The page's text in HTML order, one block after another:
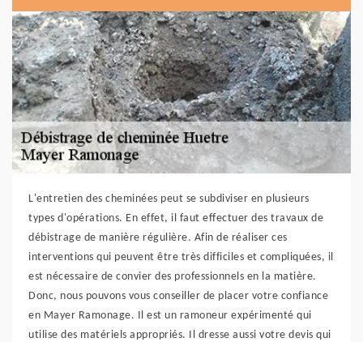
L'entretien des cheminées peut se subdiviser en plusieurs
types d'opérations. En effet, il faut effectuer des travaux de
débistrage de manière régulière. Afin de réaliser ces
interventions qui peuvent être très difficiles et compliquées, il
est nécessaire de convier des professionnels en la matière.
Donc, nous pouvons vous conseiller de placer votre confiance
en Mayer Ramonage. Il est un ramoneur expérimenté qui
utilise des matériels appropriés. Il dresse aussi votre devis qui